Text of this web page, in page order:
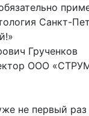
Санкт-
Грученков
ООО
не первый раз